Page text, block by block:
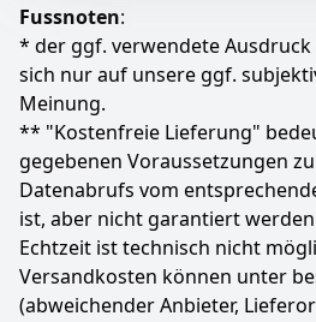
Farbkontraste
PurColor: Lebensechte Farben
Hersteller
Schwarz
43567 €
Zum
Fussnoten:
* der ggf. verwendete Ausdruck
sich nur auf unsere ggf.
Meinung.
** "Kostenfreie Lieferung"
gegebenen Voraussetzungen
Datenabrufs vom
ist, aber nicht garantiert
Echtzeit ist technisch nicht
Versandkosten können unter
(abweichender Anbieter,